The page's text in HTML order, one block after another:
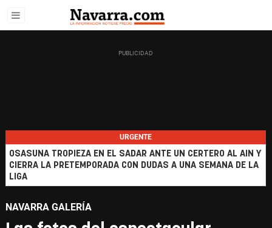
URGENTE
OSASUNA TROPIEZA EN EL SADAR ANTE UN CERTERO AL AIN Y
CIERRA LA PRETEMPORADA CON DUDAS A UNA SEMANA DE LA
LIGA
NAVARRA GALERÍA